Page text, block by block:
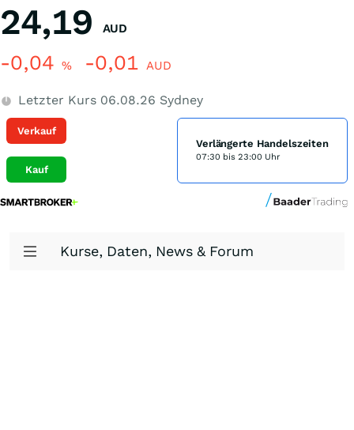
24,19 AUD
-0,04 % -0,01 AUD
Letzter Kurs 06.08.26 Sydney
Verkauf
Kauf
Verlängerte Handelszeiten
07:30 bis 23:00 Uhr
Kurse, Daten, News & Forum